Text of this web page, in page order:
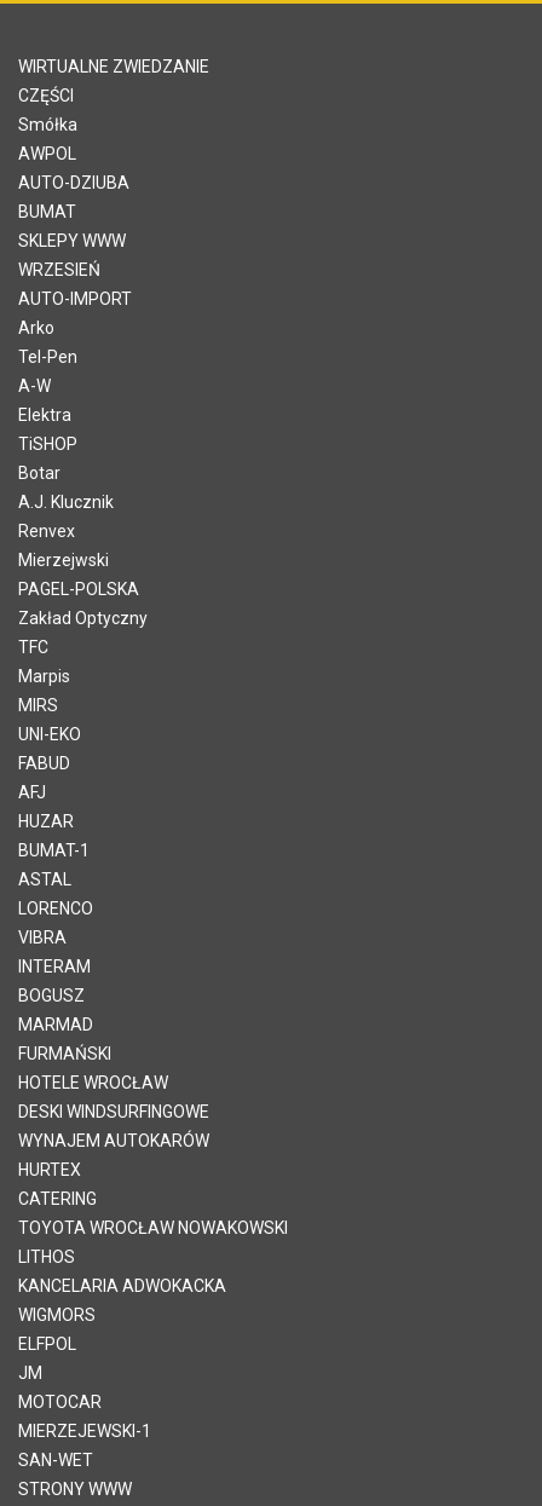
WIRTUALNE ZWIEDZANIE
CZĘŚCI
Smółka
AWPOL
AUTO-DZIUBA
BUMAT
SKLEPY WWW
WRZESIEŃ
AUTO-IMPORT
Arko
Tel-Pen
A-W
Elektra
TiSHOP
Botar
A.J. Klucznik
Renvex
Mierzejwski
PAGEL-POLSKA
Zakład Optyczny
TFC
Marpis
MIRS
UNI-EKO
FABUD
AFJ
HUZAR
BUMAT-1
ASTAL
LORENCO
VIBRA
INTERAM
BOGUSZ
MARMAD
FURMAŃSKI
HOTELE WROCŁAW
DESKI WINDSURFINGOWE
WYNAJEM AUTOKARÓW
HURTEX
CATERING
TOYOTA WROCŁAW NOWAKOWSKI
LITHOS
KANCELARIA ADWOKACKA
WIGMORS
ELFPOL
JM
MOTOCAR
MIERZEJEWSKI-1
SAN-WET
STRONY WWW